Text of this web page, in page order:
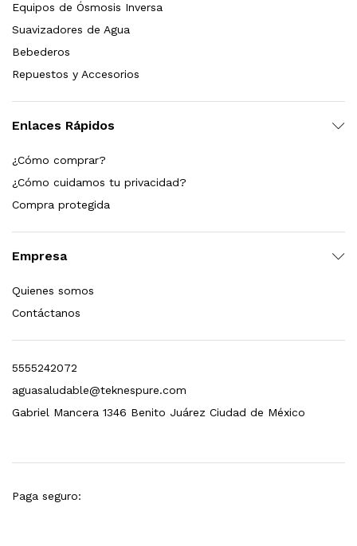
Equipos de Ósmosis Inversa
Suavizadores de Agua
Bebederos
Repuestos y Accesorios
Enlaces Rápidos
¿Cómo comprar?
¿Cómo cuidamos tu privacidad?
Compra protegida
Empresa
Quienes somos
Contáctanos
5555242072
aguasaludable@teknespure.com
Gabriel Mancera 1346 Benito Juárez Ciudad de México
Paga seguro: